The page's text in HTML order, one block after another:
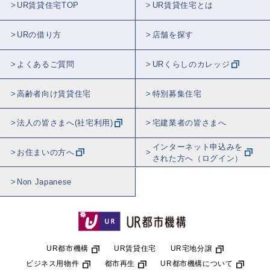
UR賃貸住宅TOP UR賃貸住宅とは
URの借り方 店舗を探す
よくあるご質問 URくらしのカレッジ
高齢者向け賃貸住宅 特別募集住宅
法人の皆さまへ(社宅利用) 宅建業者の皆さまへ
お住まいの方へ
インターネット申込みを
された方へ（ログイン）
Non Japanese
UR都市機構 UR賃貸住宅
UR宅地分譲
ビジネス用物件
都市再生 UR都市機構について